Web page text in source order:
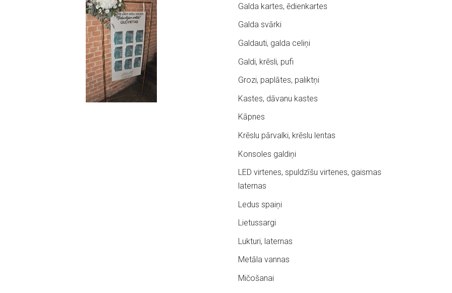
Galda kartes, ēdienkartes
Galda svārki
Galdauti, galda celiņi
Galdi, krēsli, pufi
Grozi, paplātes, paliktņi
Kastes, dāvanu kastes
Kāpnes
Krēslu pārvalki, krēslu lentas
Konsoles galdiņi
LED virtenes, spuldzīšu virtenes, gaismas
laternas
Ledus spaiņi
Lietussargi
Lukturi, laternas
Metāla vannas
Mičošanai